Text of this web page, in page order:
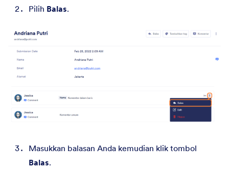
Pilih Balas.
Masukkan balasan Anda kemudian klik tombol
Balas.